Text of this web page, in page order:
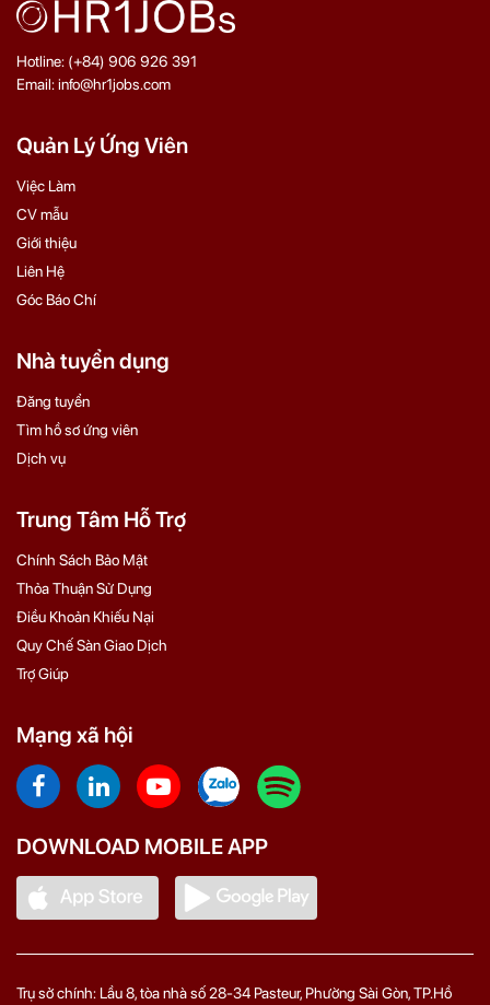
Hotline: (+84) 906 926 391
Email: info@hr1jobs.com
Quản Lý Ứng Viên
Việc Làm
CV mẫu
Giới thiệu
Liên Hệ
Góc Báo Chí
Nhà tuyển dụng
Đăng tuyển
Tìm hồ sơ ứng viên
Dịch vụ
Trung Tâm Hỗ Trợ
Chính Sách Bảo Mật
Thỏa Thuận Sử Dụng
Điều Khoản Khiếu Nại
Quy Chế Sàn Giao Dịch
Trợ Giúp
Mạng xã hội
DOWNLOAD MOBILE APP
Trụ sở chính: Lầu 8, tòa nhà số 28-34 Pasteur, Phường Sài Gòn, TP.Hồ